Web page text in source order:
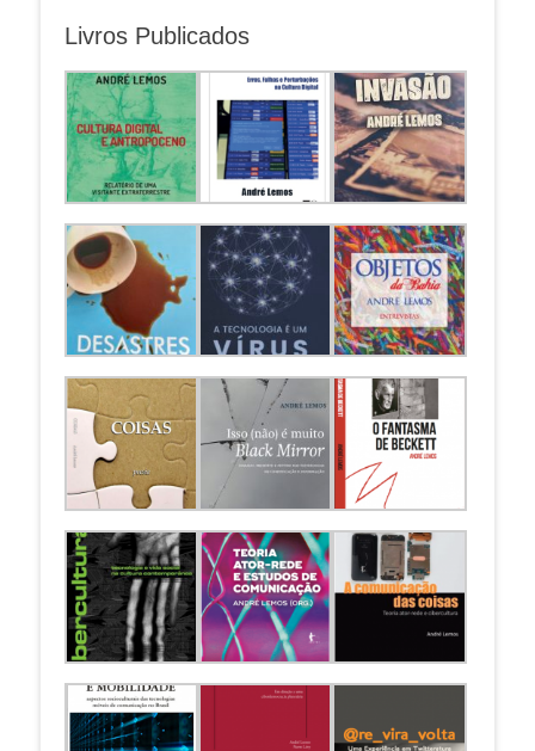
Livros Publicados